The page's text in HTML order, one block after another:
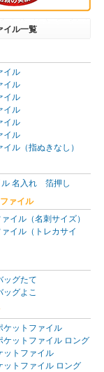
イル一覧
イル
イル
イル
イル
イル
イル
ル（指ぬきなし）
ル 名入れ 箔押し
ァイル
イル（名刺サイズ）
イル（トレカサイ
ッグたて
ッグよこ
ケットファイル
ケットファイル ロング
ットファイル
ットファイル ロング